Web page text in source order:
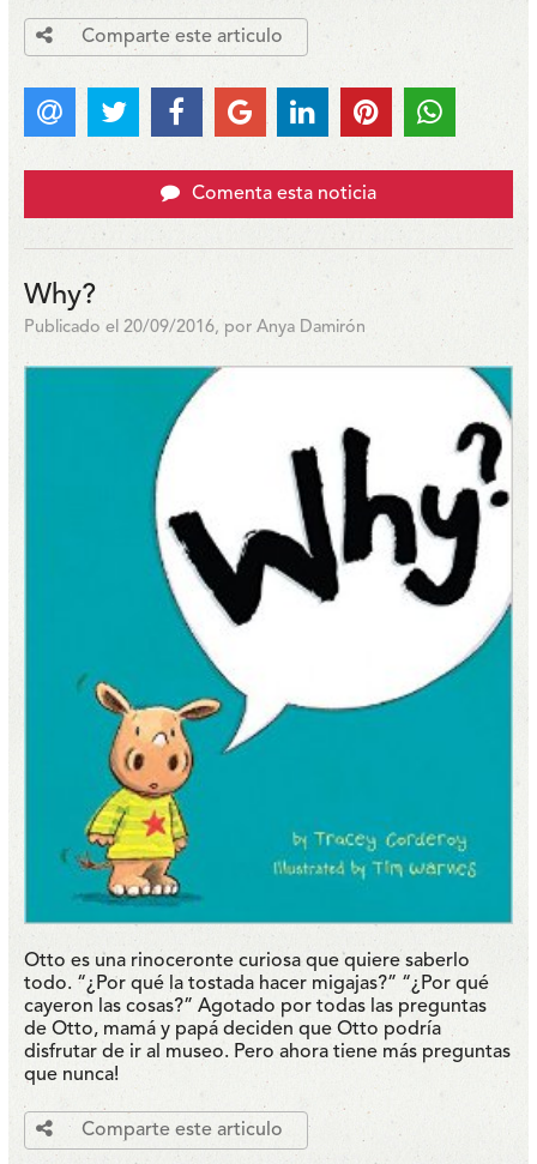
Comparte este articulo
Comenta esta noticia
Why?
Publicado el 20/09/2016, por Anya Damirón
Otto es una rinoceronte curiosa que quiere saberlo
todo. “¿Por qué la tostada hacer migajas?” “¿Por qué
cayeron las cosas?” Agotado por todas las preguntas
de Otto, mamá y papá deciden que Otto podría
disfrutar de ir al museo. Pero ahora tiene más preguntas
que nunca!
Comparte este articulo